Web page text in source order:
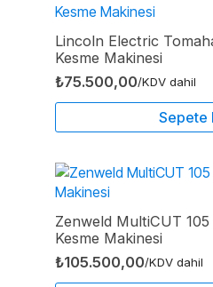
Lincoln Electric
Kesme Makinesi
₺75.500,00/KDV dahil
Sepete
Zenweld MultiCUT
Kesme Makinesi
₺105.500,00/KDV dahil